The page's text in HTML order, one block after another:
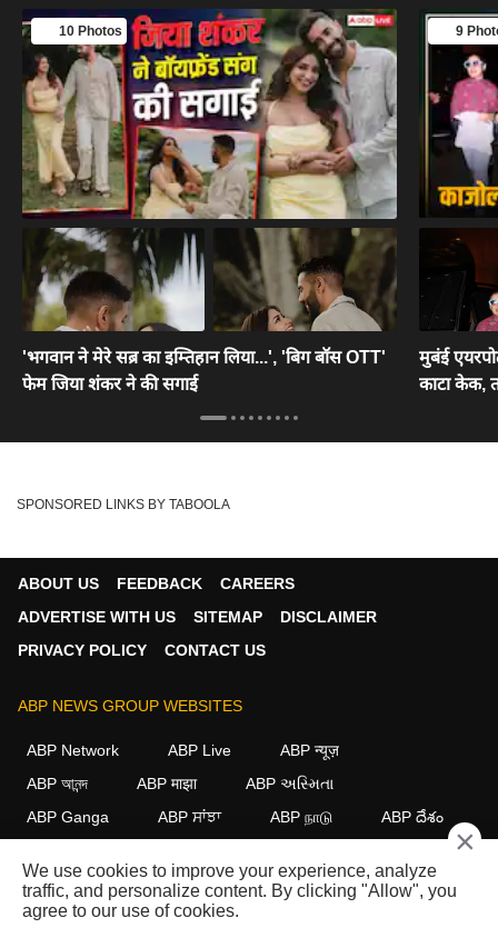
10 Photos
'भगवान ने मेरे सब्र का इम्तिहान लिया...', 'बिग बॉस OTT'
फेम जिया शंकर ने की सगाई
9
मुबंई
काटा केक,
SPONSORED LINKS BY TABOOLA
ABOUT US FEEDBACK
CAREERS
ADVERTISE WITH US
SITEMAP
DISCLAIMER
PRIVACY POLICY
CONTACT US
ABP NEWS GROUP WEBSITES
ABP Network ABP Live
ABP न्यूज़
ABP আনন্দ
ABP माझा
ABP અસ્મિતા
ABP Ganga
ABP ਸਾਂਝਾ ABP நாடு ABP దేశం
FOLLOW US
×
We use cookies to improve your experience, analyze
traffic, and personalize content. By clicking "Allow", you
agree to our use of cookies.